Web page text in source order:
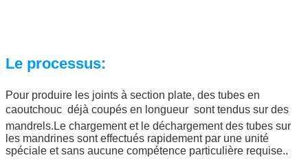
Le processus:
Pour produire les joints à section plate, des tubes en
caoutchouc  déjà coupés en longueur  sont tendus sur des
mandrels.Le chargement et le déchargement des tubes sur
les mandrines sont effectués rapidement par une unité
spéciale et sans aucune compétence particulière requise..